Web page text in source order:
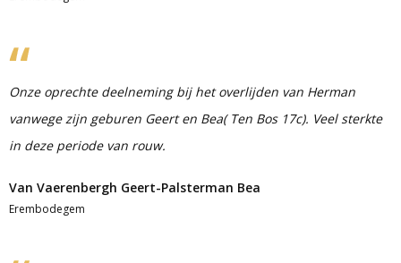
Onze oprechte deelneming bij het overlijden van Herman
vanwege zijn geburen Geert en Bea( Ten Bos 17c). Veel sterkte
in deze periode van rouw.
Van Vaerenbergh Geert-Palsterman Bea
Erembodegem